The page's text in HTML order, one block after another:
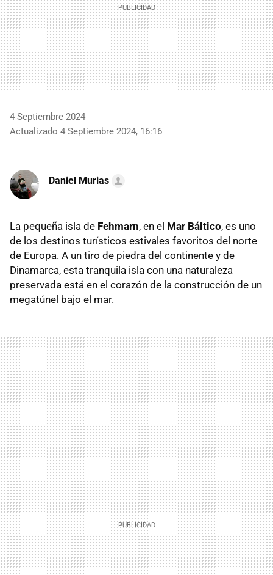
4 Septiembre 2024
Actualizado 4 Septiembre 2024, 16:16
Daniel Murias
La pequeña isla de Fehmarn, en el Mar Báltico, es uno
de los destinos turísticos estivales favoritos del norte
de Europa. A un tiro de piedra del continente y de
Dinamarca, esta tranquila isla con una naturaleza
preservada está en el corazón de la construcción de un
megatúnel bajo el mar.